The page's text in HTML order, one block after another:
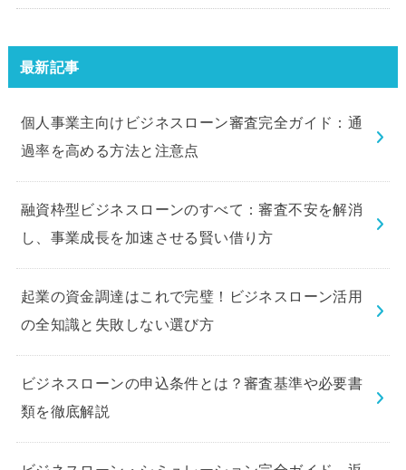
験してみました。
最新記事
個人事業主向けビジネスローン審査完全ガイド：通
過率を高める方法と注意点
融資枠型ビジネスローンのすべて：審査不安を解消
し、事業成長を加速させる賢い借り方
起業の資金調達はこれで完璧！ビジネスローン活用
の全知識と失敗しない選び方
ビジネスローンの申込条件とは？審査基準や必要書
類を徹底解説